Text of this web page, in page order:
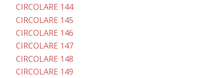
CIRCOLARE 144
CIRCOLARE 145
CIRCOLARE 146
CIRCOLARE 147
CIRCOLARE 148
CIRCOLARE 149